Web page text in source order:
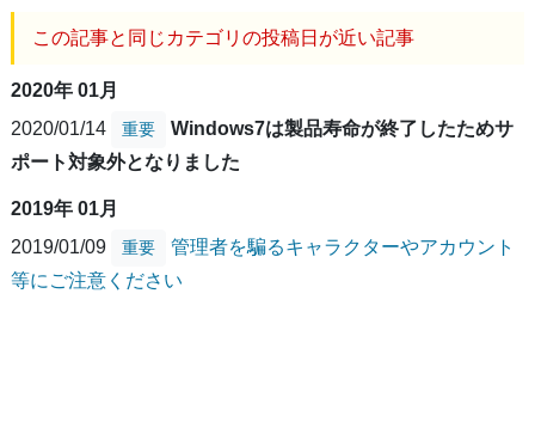
この記事と同じカテゴリの投稿日が近い記事
2020年 01月
2020/01/14
重要
Windows7は製品寿命が終了したためサ
ポート対象外となりました
2019年 01月
2019/01/09
重要
管理者を騙るキャラクターやアカウント
等にご注意ください